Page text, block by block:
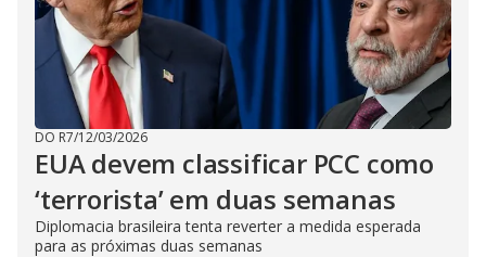
DO R7/12/03/2026
EUA devem classificar PCC como
‘terrorista’ em duas semanas
Diplomacia brasileira tenta reverter a medida esperada
para as próximas duas semanas